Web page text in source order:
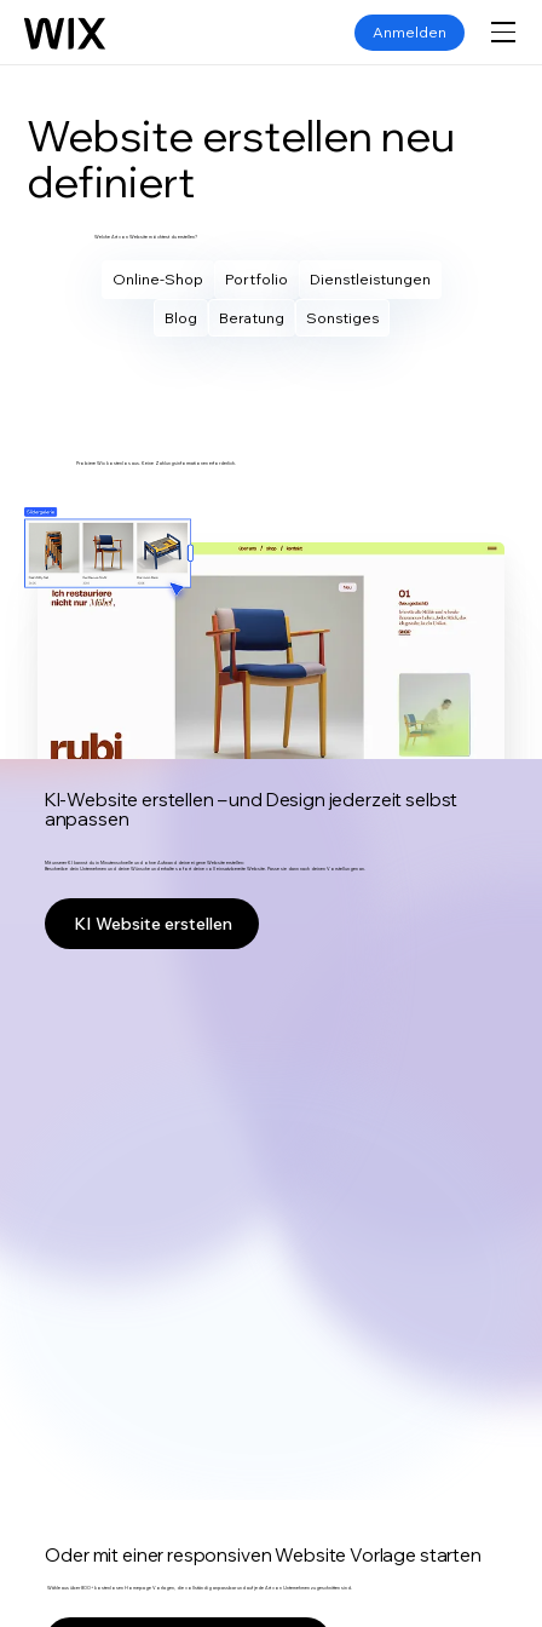
Anmelden
Website erstellen neu
definiert
Welche Art von Website möchtest du erstellen?
Online-Shop Portfolio Dienstleistungen
Blog Beratung Sonstiges
Probiere Wix kostenlos aus. Keine Zahlungsinformationen erforderlich.
KI-Website erstellen – und Design jederzeit selbst
anpassen
Mit unserer KI kannst du in Minutenschnelle und ohne Aufwand deine eigene Website erstellen:
Beschreibe dein Unternehmen und deine Wünsche und erhalte sofort deine voll einsatzbereite Website. Passe sie dann nach deinen Vorstellungen an.
KI Website erstellen
Oder mit einer responsiven Website Vorlage starten
Wähle aus über 800+ kostenlosen Homepage Vorlagen, die vollständig anpassbar und auf jede Art von Unternehmen zugeschnitten sind.